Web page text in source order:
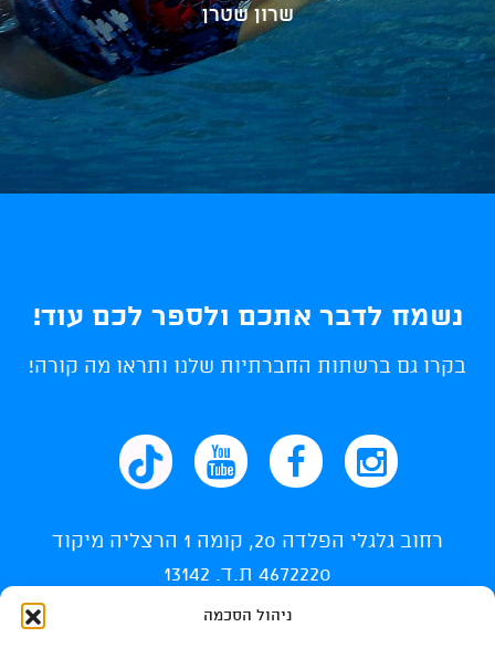
ניהול הסכמה
שרון שטרן
נשמח לדבר אתכם ולספר לכם עוד!
בקרו גם ברשתות החברתיות שלנו ותראו מה קורה!
רחוב גלגלי הפלדה 20, קומה 1 הרצליה מיקוד
4672220 ת.ד. 13142
info@ti-swim.co.il